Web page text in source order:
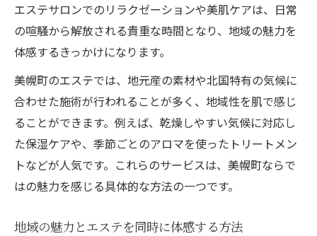
エステサロンでのリラクゼーションや美肌ケアは、日常
の喧騒から解放される貴重な時間となり、地域の魅力を
体感するきっかけになります。
美幌町のエステでは、地元産の素材や北国特有の気候に
合わせた施術が行われることが多く、地域性を肌で感じ
ることができます。例えば、乾燥しやすい気候に対応し
た保湿ケアや、季節ごとのアロマを使ったトリートメン
トなどが人気です。これらのサービスは、美幌町ならで
はの魅力を感じる具体的な方法の一つです。
地域の魅力とエステを同時に体感する方法